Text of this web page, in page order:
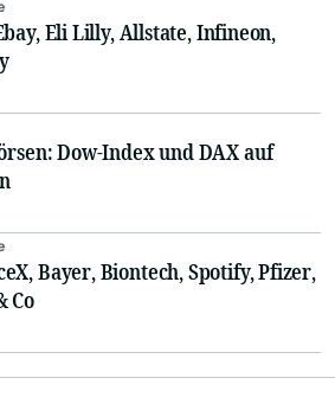
Eli Lilly, Allstate, Infineon,
Dow-Index und DAX auf
Bayer, Biontech, Spotify, Pfizer,
Co